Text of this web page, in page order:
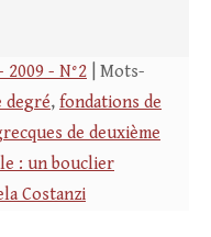
2009 - N°2 | Mots-
degré, fondations de
de deuxième
: un bouclier
Costanzi